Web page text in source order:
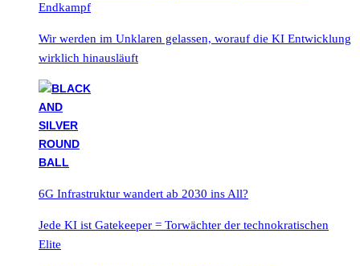
Endkampf
Wir werden im Unklaren gelassen, worauf die KI Entwicklung
wirklich hinausläuft
6G Infrastruktur wandert ab 2030 ins All?
Jede KI ist Gatekeeper = Torwächter der technokratischen
Elite